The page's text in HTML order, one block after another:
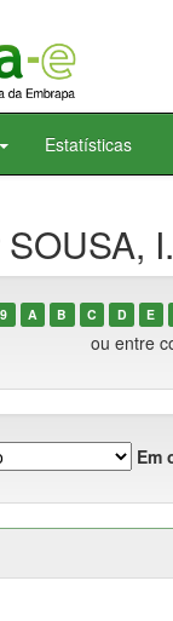
Estatísticas
A B C D E
ou entre
Em